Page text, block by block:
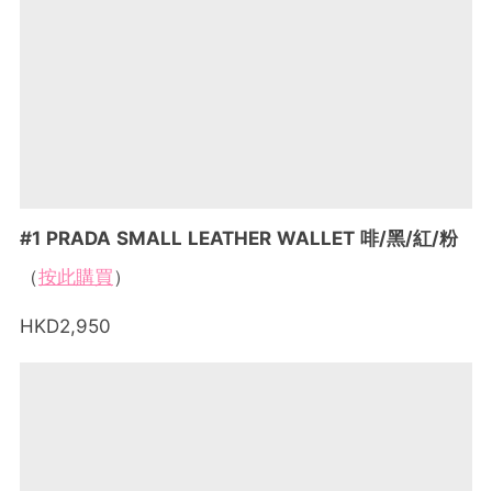
#1 PRADA SMALL LEATHER WALLET 啡/黑/紅/粉
（按此購買）
HKD2,950